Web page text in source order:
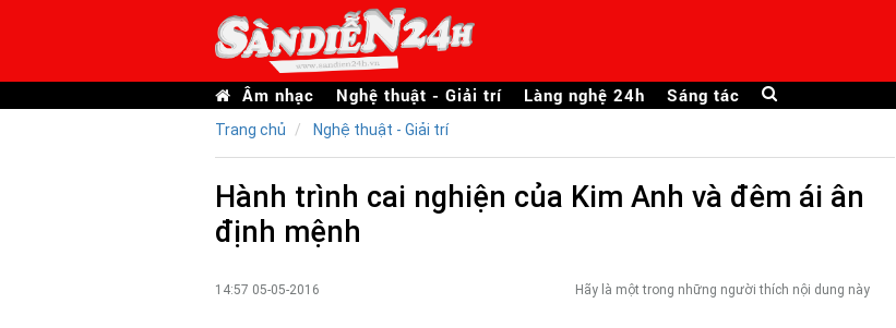
Âm nhạc Nghệ thuật - Giải trí Làng nghệ 24h Sáng tác
Trang chủ Nghệ thuật - Giải trí
Hành trình cai nghiện của Kim Anh và đêm ái ân
định mệnh
14:57 05-05-2016 Hãy là một trong những người thích nội dung này